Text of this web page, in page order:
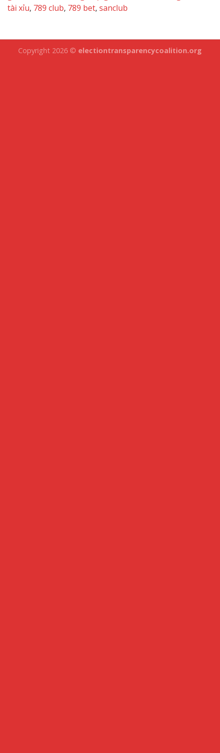
tài xỉu, 789 club, 789 bet, sanclub
Copyright 2026 © electiontransparencycoalition.org